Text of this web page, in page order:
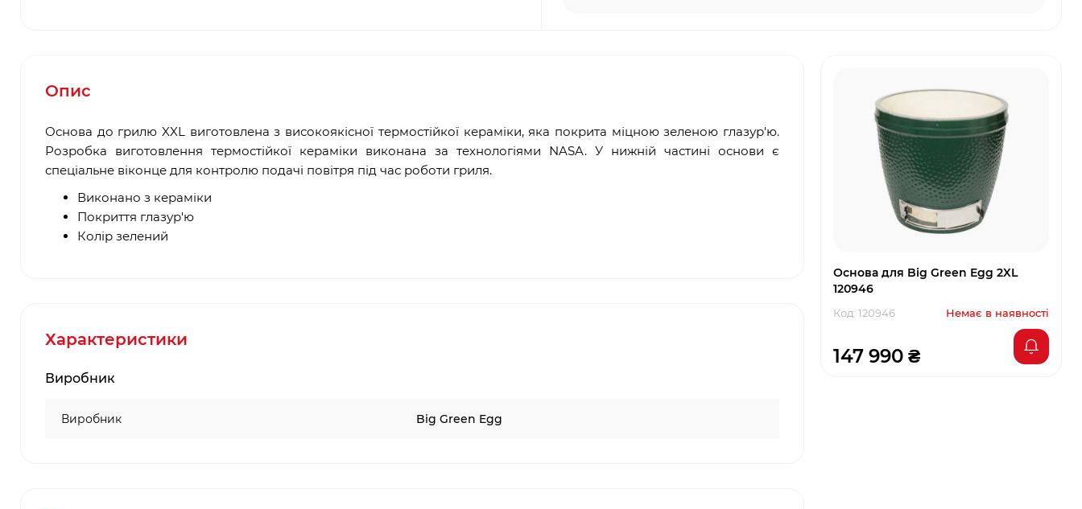
Опис
Основа до грилю XXL виготовлена з високоякісної термостійкої кераміки, яка покрита міцною зеленою глазур'ю.
Розробка виготовлення термостійкої кераміки виконана за технологіями NASA. У нижній частині основи є
спеціальне віконце для контролю подачі повітря під час роботи гриля.
Виконано з кераміки
Покриття глазур'ю
Колір зелений
Характеристики
Виробник
Виробник Big Green Egg
Основа для Big Green Egg 2XL
120946
Код: 120946 Немає в наявності
147 990 ₴